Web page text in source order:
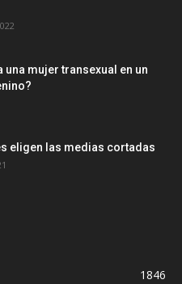
una mujer transexual en un
eligen las medias cortadas
1846